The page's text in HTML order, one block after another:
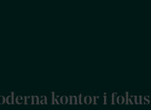
kontor i fokus